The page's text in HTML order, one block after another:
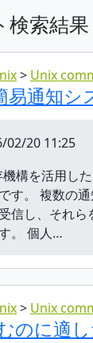
検索結果
Unix
易通知シ
02/20 11:25
構を活用し
す。 複数の
信し、それら
。 個人…
Unix
のに適